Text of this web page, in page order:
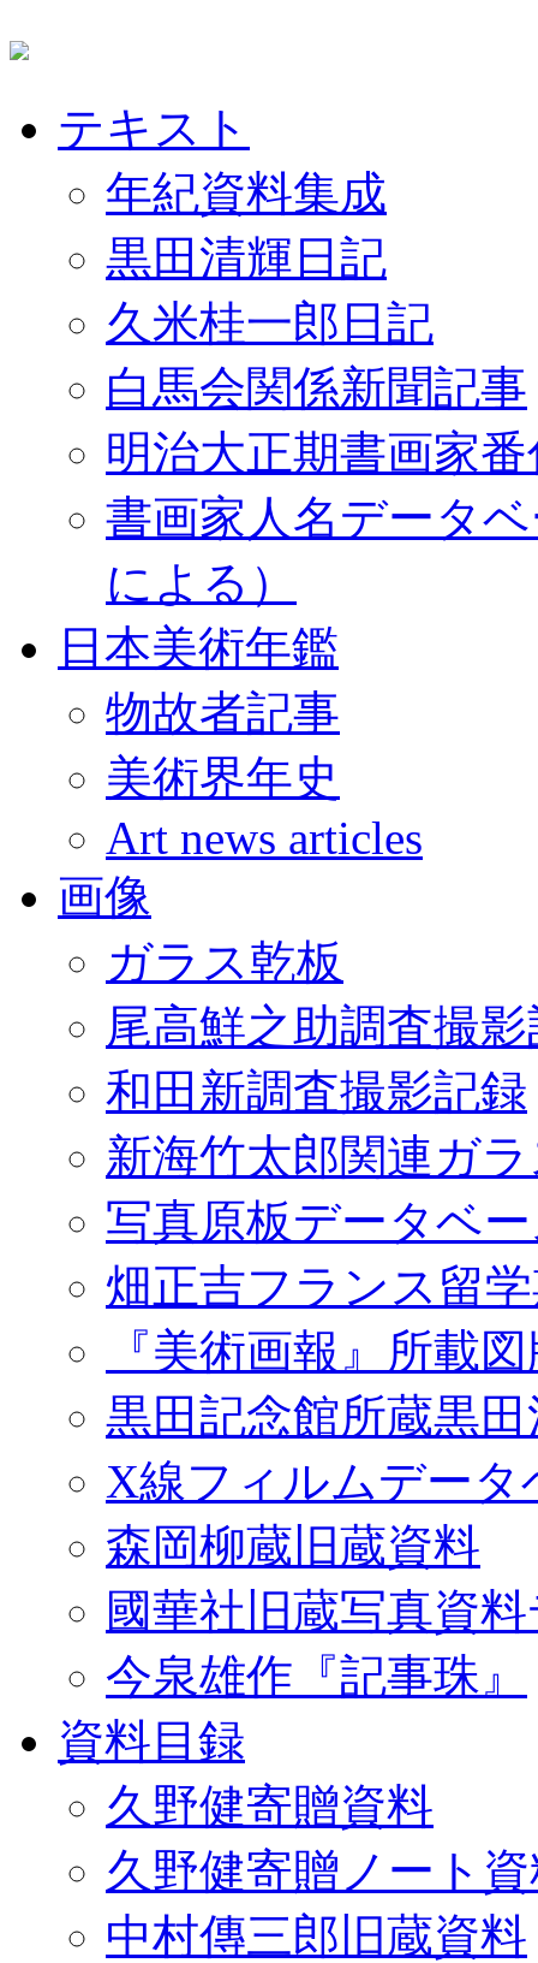
テキスト
年紀資料集成
黒田清輝日記
久米桂一郎日記
白馬会関係新聞記事
明治大正期書画家
書画家人名データ
による）
日本美術年鑑
物故者記事
美術界年史
Art news articles
画像
ガラス乾板
尾高鮮之助調査撮
和田新調査撮影記録
新海竹太郎関連ガ
写真原板データベ
畑正吉フランス留
『美術画報』所載
黒田記念館所蔵黒
X線フィルムデータ
森岡柳蔵旧蔵資料
國華社旧蔵写真資
今泉雄作『記事珠』
資料目録
久野健寄贈資料
久野健寄贈ノート
中村傳三郎旧蔵資料